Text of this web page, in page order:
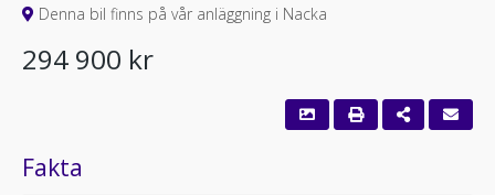
Denna bil finns på vår anläggning i Nacka
294 900 kr
Fakta